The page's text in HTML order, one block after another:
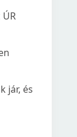
jár, és